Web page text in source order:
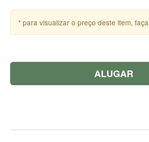
* para visualizar o preço deste item,
ALUGAR